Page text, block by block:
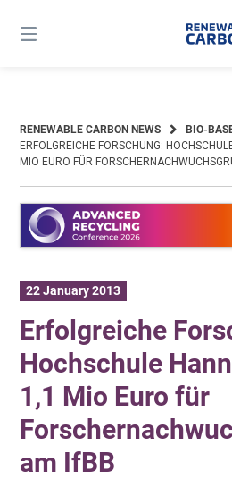
content
RENEWABLE CARBON NEWS
BIO-
ERFOLGREICHE FORSCHUNG:
MIO EURO FÜR
22 January 2013
Erfolgreiche
Hochschule
1,1 Mio Euro für
am IfBB